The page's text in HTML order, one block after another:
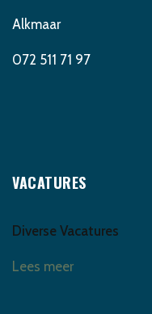
Alkmaar
072 511 71 97
VACATURES
Diverse Vacatures
Lees meer